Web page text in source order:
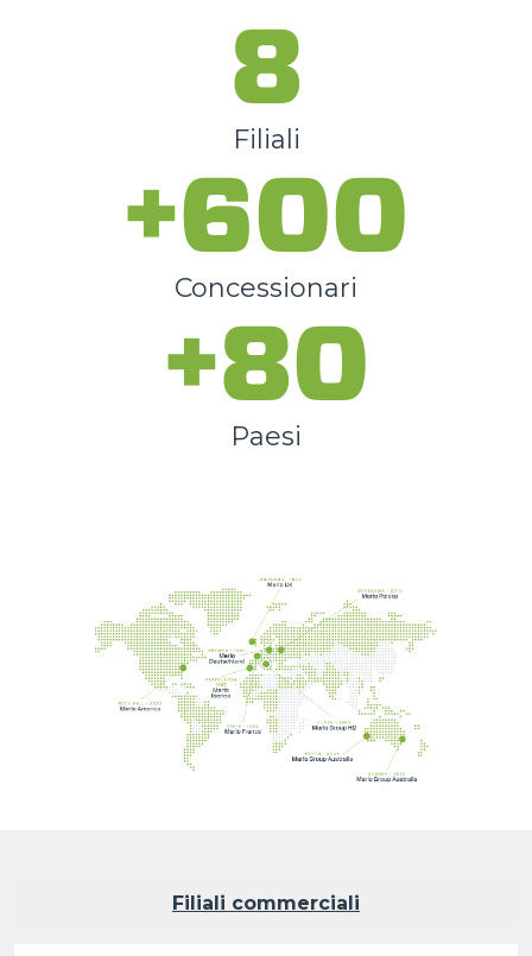
8
Filiali
+600
Concessionari
+80
Paesi
Filiali commerciali